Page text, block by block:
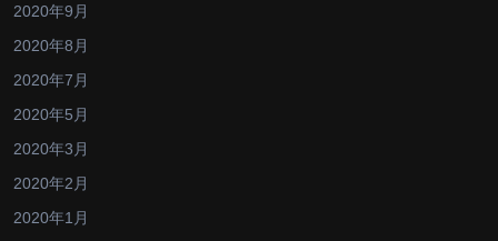
2020年9月
2020年8月
2020年7月
2020年5月
2020年3月
2020年2月
2020年1月